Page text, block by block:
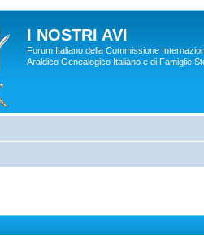
I NOSTRI AVI
Forum Italiano della Commissione
Araldico Genealogico Italiano e di Famiglie